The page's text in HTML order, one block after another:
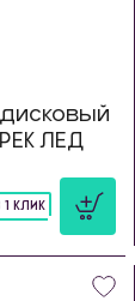
ЛЕД
1 КЛИК